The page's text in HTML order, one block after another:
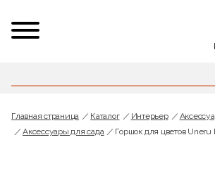
Главная страница Каталог Интерьер
Аксессуары для сада
Горшок для цветов Uneru